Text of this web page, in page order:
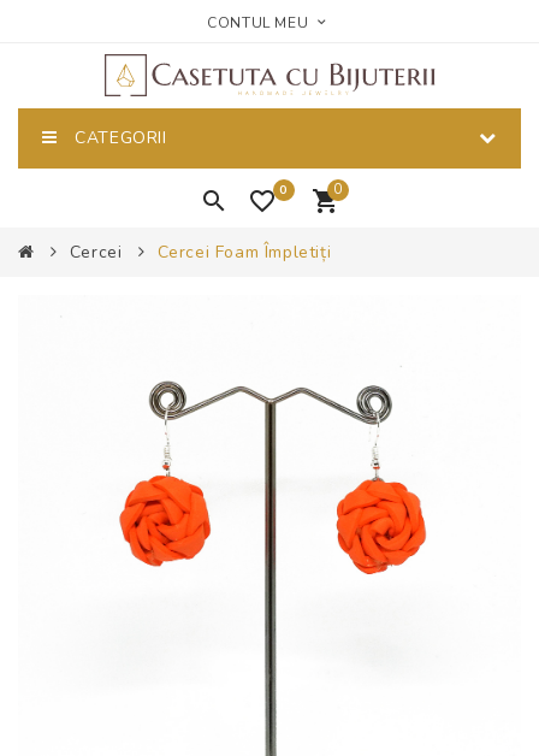
CONTUL MEU
CATEGORII
0
0
Cercei Cercei Foam Împletiți